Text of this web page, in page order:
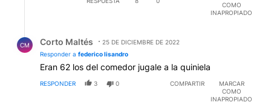
COMO
INAPROPIADO
CM Corto Maltés
25 DE DICIEMBRE DE 2022
Responder a federico lisandro
Eran 62 los del comedor jugale a la quiniela
RESPONDER 3 0 COMPARTIR
MARCAR
COMO
INAPROPIADO